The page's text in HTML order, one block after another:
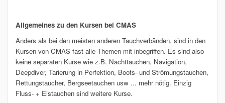
Allgemeines zu den Kursen bei CMAS
Anders als bei den meisten anderen Tauchverbänden, sind in den
Kursen von CMAS fast alle Themen mit inbegriffen. Es sind also
keine separaten Kurse wie z.B. Nachttauchen, Navigation,
Deepdiver, Tarierung in Perfektion, Boots- und Strömungstauchen,
Rettungstaucher, Bergseetauchen usw ... mehr nötig. Einzig
Fluss- + Eistauchen sind weitere Kurse.